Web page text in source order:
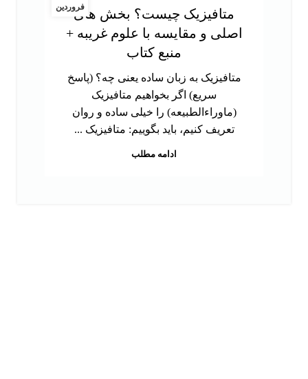
فروردینمتافیزیک چیست؟ بخش های
اصلی و مقایسه با علوم غریبه +
منبع کتاب
متافیزیک به زبان ساده یعنی چه؟ (پاسخ
سریع) اگر بخواهیم متافیزیک
(ماوراءالطبیعه) را خیلی ساده و روان
تعریف کنیم، باید بگوییم: متافیزیک ...
ادامه مطلب